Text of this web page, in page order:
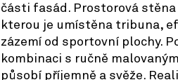
části fasád. Prostorová
kterou je umístěna tribuna,
zázemí od sportovní plochy.
kombinaci s ručně
působí příjemně a svěže.